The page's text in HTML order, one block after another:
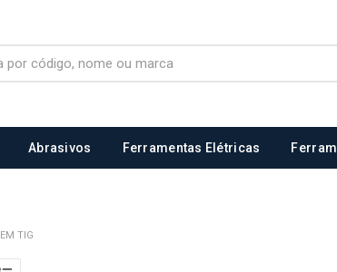
Abrasivos Ferramentas Elétricas
TIG